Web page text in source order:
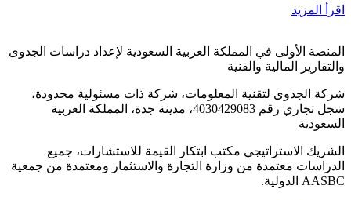
اقرأ المزيد
المنصة الأولى في المملكة العربية السعودية لإعداد دراسات الجدوى
والتقارير المالية والفنية
شركة الجدوى لتقنية المعلومات، شركة ذات مسئولية محدودة،
سجل تجاري رقم 4030429083، مدينة جدة، المملكة العربية
السعودية
الشريك الاستراتيجي مكتب ابتكار القيمة للاستشارات، جميع
الدراسات معتمدة من وزارة التجارة والاستثمار ومعتمدة من جمعية
AASBC الدولية.